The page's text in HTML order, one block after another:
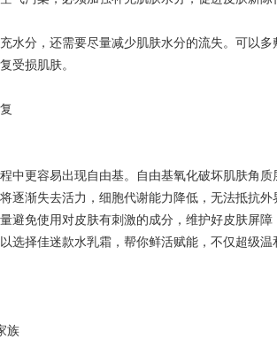
水分，还需要尽量减少肌肤水分的流失。可以多
受损肌肤。
中更容易出现自由基。自由基氧化破坏肌肤角质
逐渐失去活力，细胞代谢能力降低，无法抵抗外
避免使用对皮肤有刺激的成分，维护好皮肤屏障
选择佳迷款水乳霜，帮你鲜活赋能，不仅超级
族